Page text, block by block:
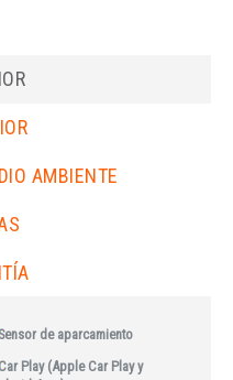
AMBIENTE
Sensor de aparcamiento
Car Play (Apple Car Play y